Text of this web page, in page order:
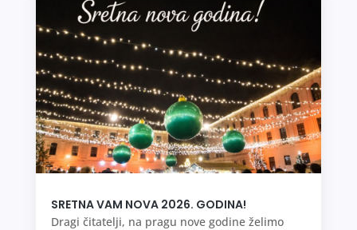
SRETNA VAM NOVA 2026. GODINA!
Dragi čitatelji, na pragu nove godine želimo